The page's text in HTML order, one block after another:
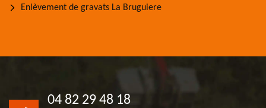
Enlèvement de gravats La Bruguiere
04 82 29 48 18